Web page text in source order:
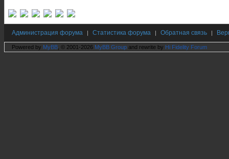
Администрация форума | Статистика форума | Обратная связь |
Powered by MyBB , © 2001-2026 MyBB Group and rewrite by Hi Fidelity Forum